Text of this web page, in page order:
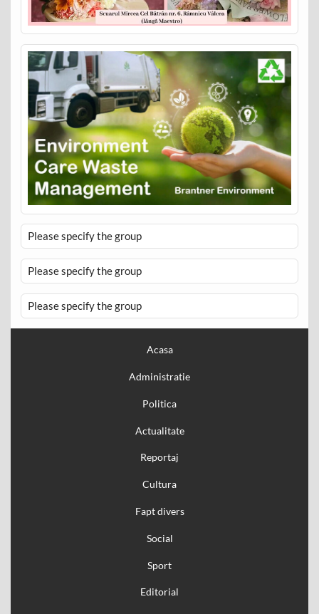
Please specify the group
Please specify the group
Please specify the group
Acasa
Administratie
Politica
Actualitate
Reportaj
Cultura
Fapt divers
Social
Sport
Editorial